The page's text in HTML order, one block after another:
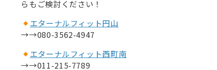
らもご検討ください！
エターナルフィット円山
→→080-3562-4947
エターナルフィット西町南
→→011-215-7789